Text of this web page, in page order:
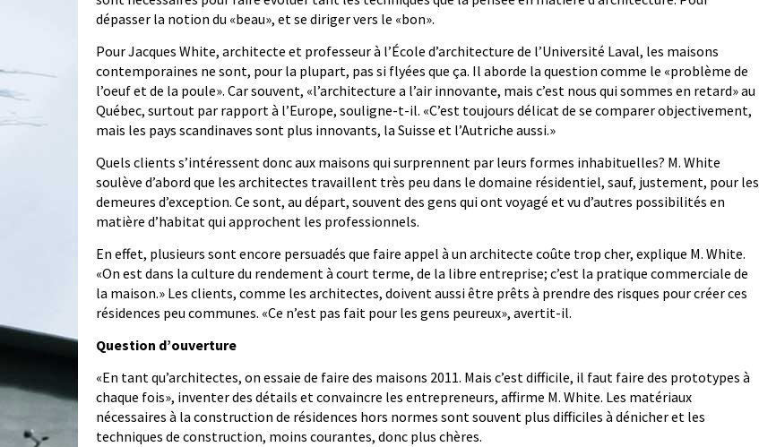
dépasser la notion du «beau», et se diriger vers le «bon».
Pour Jacques White, architecte et professeur à l’École d’architecture de l’Université Laval, les maisons
contemporaines ne sont, pour la plupart, pas si flyées que ça. Il aborde la question comme le «problème de
l’oeuf et de la poule». Car souvent, «l’architecture a l’air innovante, mais c’est nous qui sommes en retard» au
Québec, surtout par rapport à l’Europe, souligne-t-il. «C’est toujours délicat de se comparer objectivement,
mais les pays scandinaves sont plus innovants, la Suisse et l’Autriche aussi.»
Quels clients s’intéressent donc aux maisons qui surprennent par leurs formes inhabituelles? M. White
soulève d’abord que les architectes travaillent très peu dans le domaine résidentiel, sauf, justement, pour les
demeures d’exception. Ce sont, au départ, souvent des gens qui ont voyagé et vu d’autres possibilités en
matière d’habitat qui approchent les professionnels.
En effet, plusieurs sont encore persuadés que faire appel à un architecte coûte trop cher, explique M. White.
«On est dans la culture du rendement à court terme, de la libre entreprise; c’est la pratique commerciale de
la maison.» Les clients, comme les architectes, doivent aussi être prêts à prendre des risques pour créer ces
résidences peu communes. «Ce n’est pas fait pour les gens peureux», avertit-il.
Question d’ouverture
«En tant qu’architectes, on essaie de faire des maisons 2011. Mais c’est difficile, il faut faire des prototypes à
chaque fois», inventer des détails et convaincre les entrepreneurs, affirme M. White. Les matériaux
nécessaires à la construction de résidences hors normes sont souvent plus difficiles à dénicher et les
techniques de construction, moins courantes, donc plus chères.